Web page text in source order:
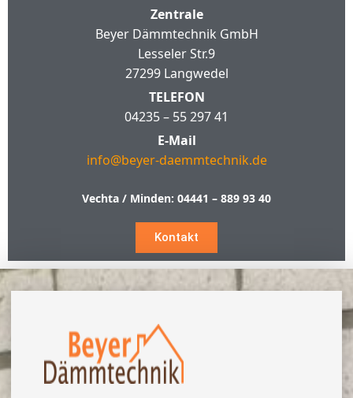
Zentrale
Beyer Dämmtechnik GmbH
Lesseler Str.9
27299 Langwedel
TELEFON
04235 – 55 297 41
E-Mail
info@beyer-daemmtechnik.de
Vechta / Minden: 04441 – 889 93 40
Kontakt